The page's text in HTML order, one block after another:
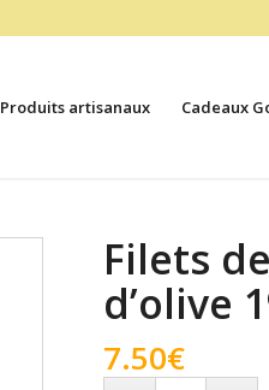
Produits artisanaux Cadeaux
Filets
d’olive
7.50€